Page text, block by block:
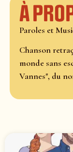
À
Paroles et
Chanson
monde sans
Vannes", du